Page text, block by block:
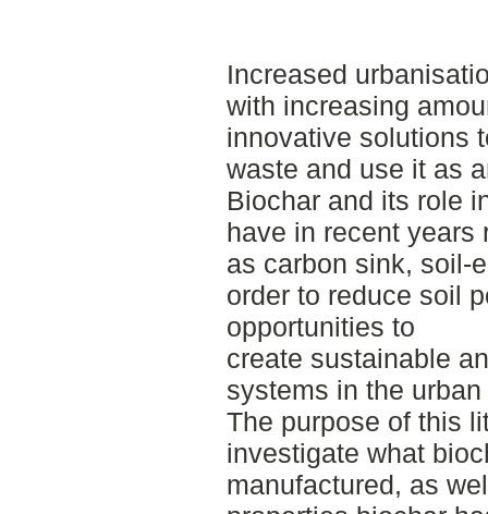
Increased
with increasing
innovative solutions
waste and use it as
Biochar and its role
have in recent years
as carbon sink, soil-
order to reduce soil
opportunities to
create sustainable
systems in the
The purpose of this
investigate what
manufactured, as